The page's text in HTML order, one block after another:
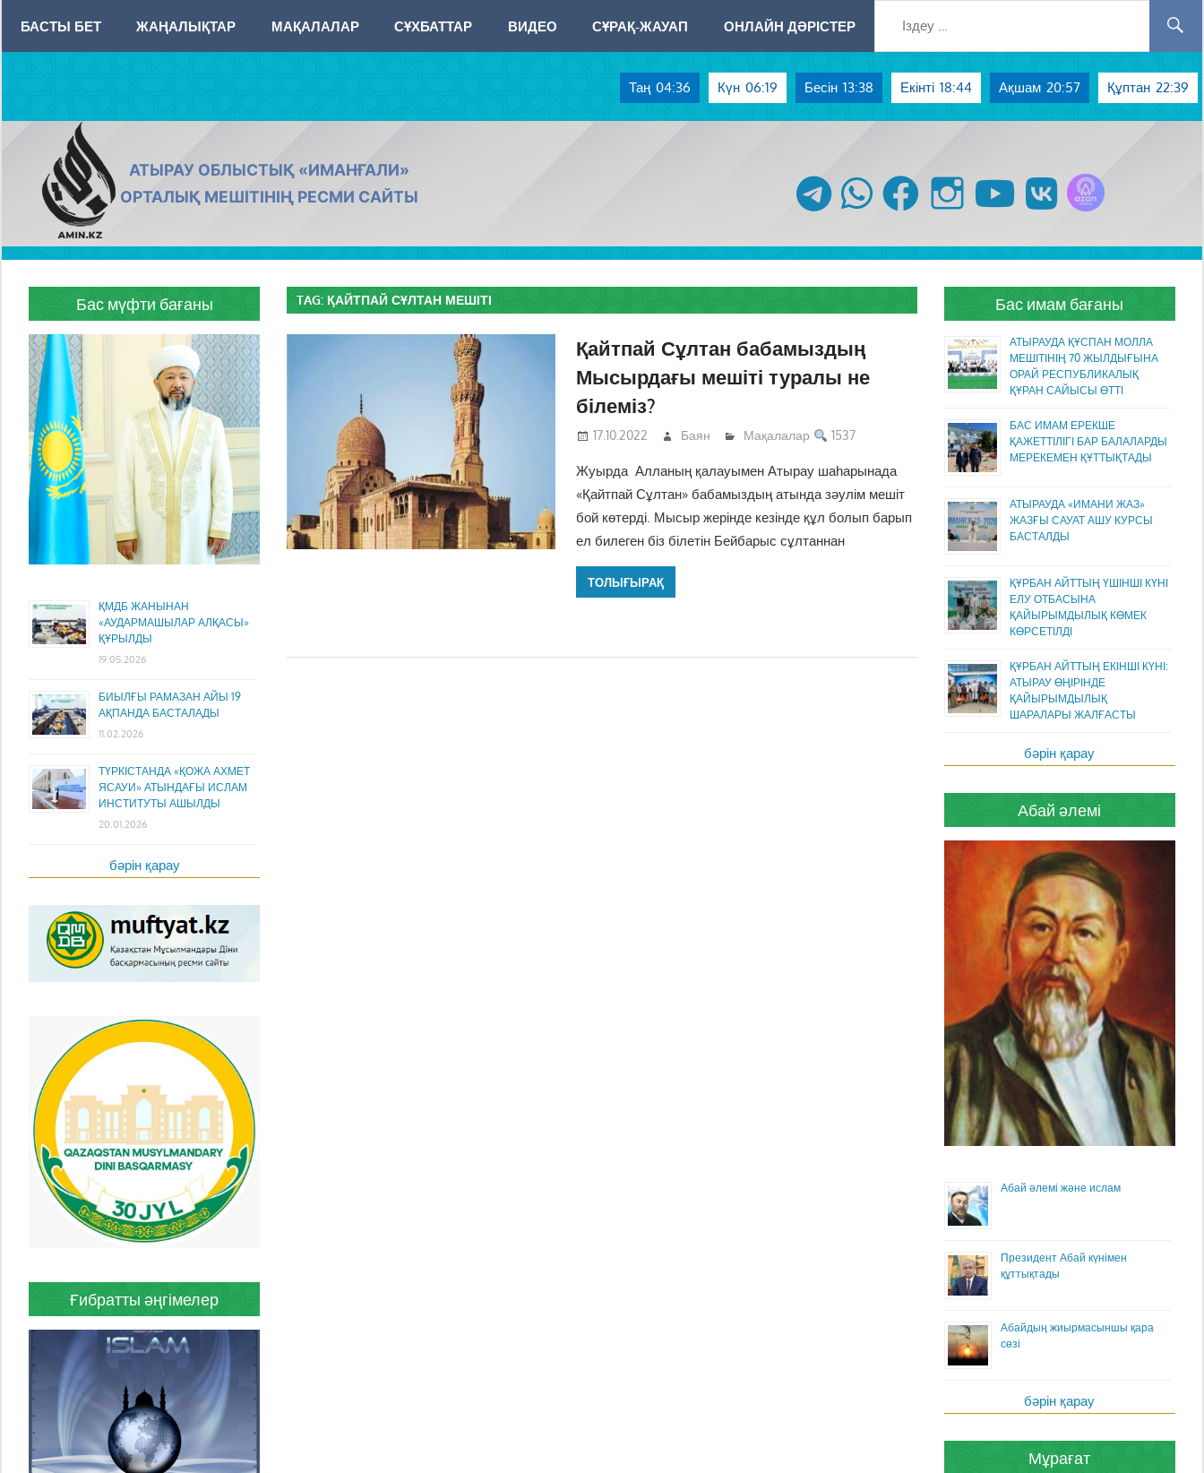
content
БАСТЫ БЕТ ЖАҢАЛЫҚТАР МАҚАЛАЛАР СҰХБАТТАР ВИДЕО СҰРАҚ-ЖАУАП ОНЛАЙН ДӘРІСТЕР
Таң 04:36 Күн 06:19 Бесін 13:38 Екінті 18:44 Ақшам 20:57 Құптан 22:39
AMIN.KZ
АТЫРАУ ОБЛЫСТЫҚ «ИМАНҒАЛИ»
ОРТАЛЫҚ МЕШІТІНІҢ РЕСМИ САЙТЫ
telegram whatsapp facebook instagram youtubevk
TAG: ҚАЙТПАЙ СҰЛТАН МЕШІТІ
Қайтпай Сұлтан бабамыздың
Мысырдағы мешіті туралы не
білеміз?
17.10.2022 Баян Мақалалар 1537
Жуырда Алланың қалауымен Атырау шаһарынада
«Қайтпай Сұлтан» бабамыздың атында зәулім мешіт
бой көтерді. Мысыр жерінде кезінде құл болып барып
ел билеген біз білетін Бейбарыс сұлтаннан
ТОЛЫҒЫРАҚ
Бас мүфти бағаны
ҚМДБ ЖАНЫНАН
«АУДАРМАШЫЛАР АЛҚАСЫ»
ҚҰРЫЛДЫ
19.05.2026
БИЫЛҒЫ РАМАЗАН АЙЫ 19
АҚПАНДА БАСТАЛАДЫ
11.02.2026
ТҮРКІСТАНДА «ҚОЖА АХМЕТ
ЯСАУИ» АТЫНДАҒЫ ИСЛАМ
ИНСТИТУТЫ АШЫЛДЫ
20.01.2026
бәрін қарау
Ғибратты әңгімелер
Бас имам бағаны
АТЫРАУДА ҚҰСПАН МОЛЛА
МЕШІТІНІҢ 70 ЖЫЛДЫҒЫНА
ОРАЙ РЕСПУБЛИКАЛЫҚ
ҚҰРАН САЙЫСЫ ӨТТІ
БАС ИМАМ ЕРЕКШЕ
ҚАЖЕТТІЛІГІ БАР БАЛАЛАРДЫ
МЕРЕКЕМЕН ҚҰТТЫҚТАДЫ
АТЫРАУДА «ИМАНИ ЖАЗ»
ЖАЗҒЫ САУАТ АШУ КУРСЫ
БАСТАЛДЫ
ҚҰРБАН АЙТТЫҢ ҮШІНШІ КҮНІ
ЕЛУ ОТБАСЫНА
ҚАЙЫРЫМДЫЛЫҚ КӨМЕК
КӨРСЕТІЛДІ
ҚҰРБАН АЙТТЫҢ ЕКІНШІ КҮНІ:
АТЫРАУ ӨҢІРІНДЕ
ҚАЙЫРЫМДЫЛЫҚ
ШАРАЛАРЫ ЖАЛҒАСТЫ
бәрін қарау
Абай әлемі
Абай әлемі және ислам
Президент Абай күнімен
құттықтады
Абайдың жиырмасыншы қара
сөзі
бәрін қарау
Мұрағат